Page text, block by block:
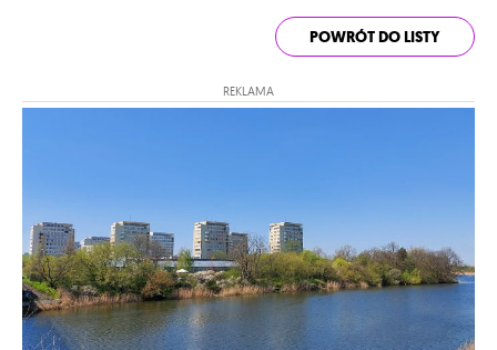
POWRÓT DO LISTY
REKLAMA